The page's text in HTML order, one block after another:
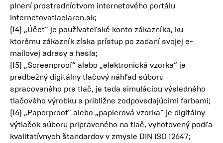
plnení prostredníctvom internetového portálu
internetovatlaciaren.sk;
(14) „Účet“ je používateľské konto zákazníka, ku
ktorému zákazník získa prístup po zadaní svojej e-
mailovej adresy a hesla;
(15) „Screenproof“ alebo „elektronická vzorka“ je
predbežný digitálny tlačový náhľad súboru
spracovaného pre tlač, je teda simuláciou výsledného
tlačového výrobku s približne zodpovedajúcimi farbami;
(16) „Paperproof“ alebo „papierová vzorka“ je digitálny
výtlačok súboru pripraveného na tlač, vyhotovený podľa
kvalitatívnych štandardov v zmysle DIN ISO 12647;